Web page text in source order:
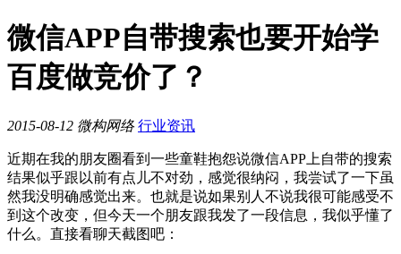
微信APP自带搜索也要开始学
百度做竞价了？
2015-08-12 微构网络 行业资讯
近期在我的朋友圈看到一些童鞋抱怨说微信APP上自带的搜索
结果似乎跟以前有点儿不对劲，感觉很纳闷，我尝试了一下虽
然我没明确感觉出来。也就是说如果别人不说我很可能感受不
到这个改变，但今天一个朋友跟我发了一段信息，我似乎懂了
什么。直接看聊天截图吧：